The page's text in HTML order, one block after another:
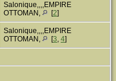
Salonique,,,,EMPIRE
OTTOMAN,
[2]
Salonique,,,,EMPIRE
OTTOMAN,
[3, 4]